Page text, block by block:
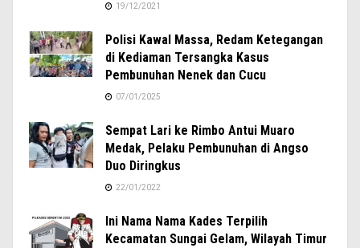
19/12/2021
Polisi Kawal Massa, Redam Ketegangan
di Kediaman Tersangka Kasus
Pembunuhan Nenek dan Cucu
07/01/2025
Sempat Lari ke Rimbo Antui Muaro
Medak, Pelaku Pembunuhan di Angso
Duo Diringkus
22/01/2022
Ini Nama Nama Kades Terpilih
Kecamatan Sungai Gelam, Wilayah Timur